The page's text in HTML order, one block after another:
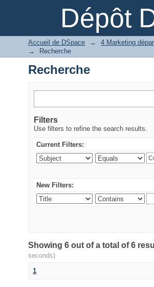
Dépôt
Recherche
Accueil de DSpace →
→
Recherche
Recherche
Filters
Use filters to refine the search results.
Current Filters:
New Filters:
seconds)
1